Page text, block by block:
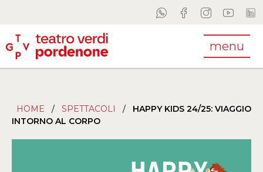
menu
HOME / SPETTACOLI /
HAPPY KIDS 24/25: VIAGGIO
INTORNO AL CORPO